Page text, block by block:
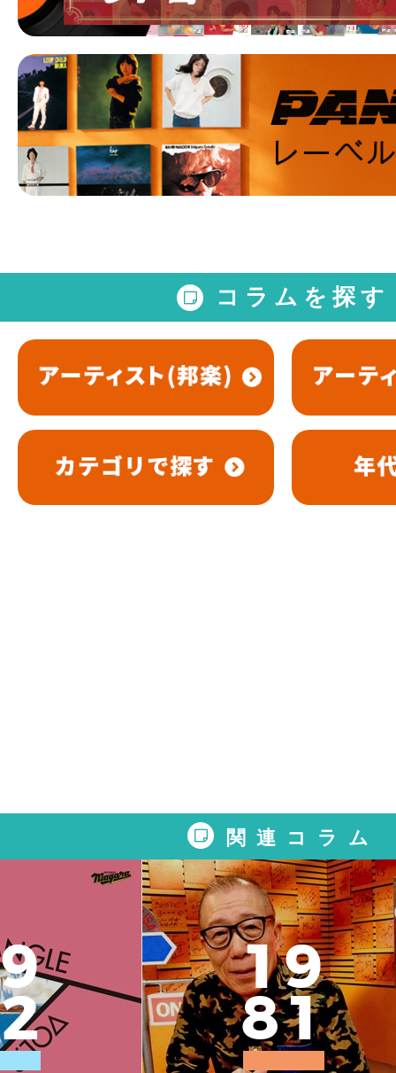
コラムを探す
関連コラム
9
2
19
81